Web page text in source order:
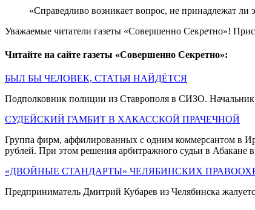
«Справедливо возникает вопрос, не принадлежат
Уважаемые читатели газеты «Совершенно Секретно»!
Читайте на сайте газеты «Совершенно Секретно»:
БЫЛ БЫ ЧЕЛОВЕК, СТАТЬЯ НАЙДЁТСЯ
Подполковник полиции из Ставрополя в СИЗО. Начальник
СУДЕЙСКИЙ ГАМБИТ В ХАКАССКОЙ ПРАЧЕЧНОЙ
Группа фирм, аффилированных с одним коммерсантом в
рублей. При этом решения арбитражного судьи в Абакане
«ДВОЙНЫЕ СТАНДАРТЫ» ЧЕЛЯБИНСКИХ
Предприниматель Дмитрий Кубарев из Челябинска